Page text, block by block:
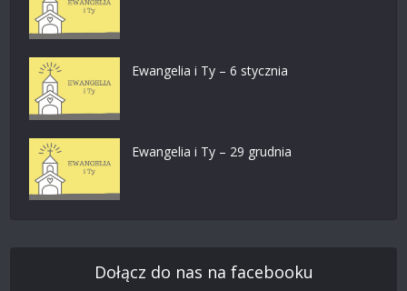
Ewangelia i Ty – 6 stycznia
Ewangelia i Ty – 29 grudnia
Dołącz do nas na facebooku